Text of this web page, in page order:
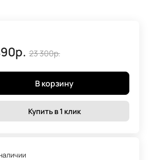
23 300р.
В корзину
Купить в 1 клик